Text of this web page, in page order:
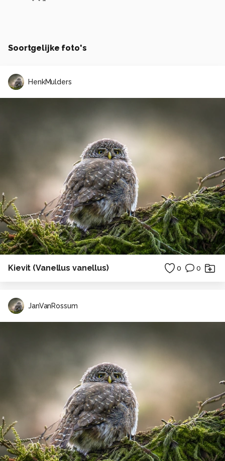
Soortgelijke foto's
HenkMulders
Kievit (Vanellus vanellus) 0 0
JanVanRossum